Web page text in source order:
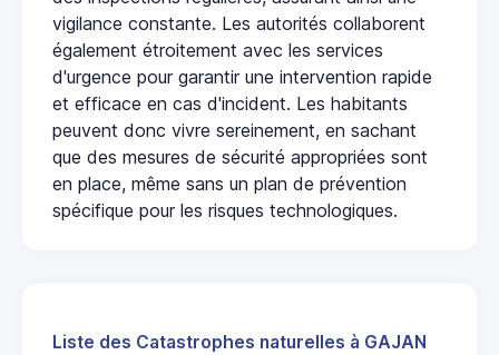
vigilance constante. Les autorités collaborent
également étroitement avec les services
d'urgence pour garantir une intervention rapide
et efficace en cas d'incident. Les habitants
peuvent donc vivre sereinement, en sachant
que des mesures de sécurité appropriées sont
en place, même sans un plan de prévention
spécifique pour les risques technologiques.
Liste des Catastrophes naturelles à GAJAN